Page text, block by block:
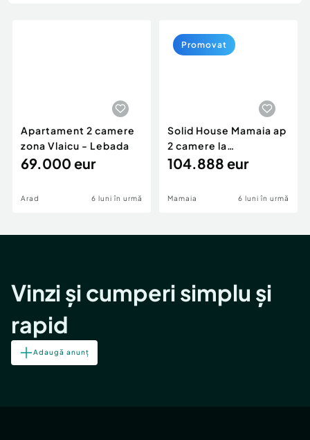
Afaceri și echipamente profesionale
Apartament 2 camere
zona Vlaicu - Lebada
69.000 eur
Arad 6 luni în urmă
Solid House Mamaia ap
2 camere la
cheie,langa Mega
104.888 eur
Mamaia 6 luni în urmă
Promovat
Vinzi și cumperi simplu și
rapid
Adaugă anunț